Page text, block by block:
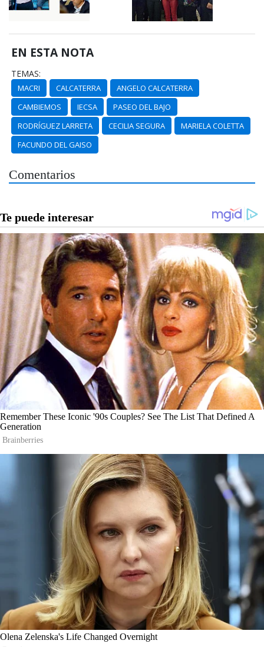
EN ESTA NOTA
TEMAS:
MACRI CALCATERRA
ANGELO CALCATERRA
CAMBIEMOS
IECSA
PASEO DEL BAJO
RODRÍGUEZ LARRETA
CECILIA SEGURA
MARIELA COLETTA
FACUNDO DEL GAISO
Comentarios